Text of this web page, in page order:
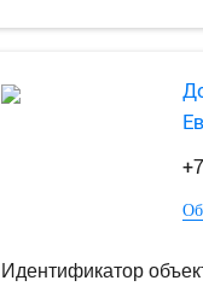
Идентификатор